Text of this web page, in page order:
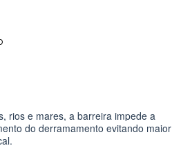
rios e mares, a barreira impede a
do derramamento evitando maior